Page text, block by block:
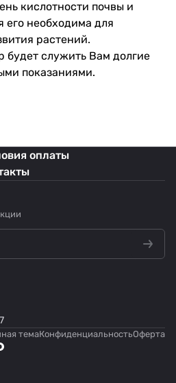
кислотности почвы и
его необходима для
растений.
будет служить Вам долгие
показаниями.
оплаты
темаКонфиденциальностьОферта